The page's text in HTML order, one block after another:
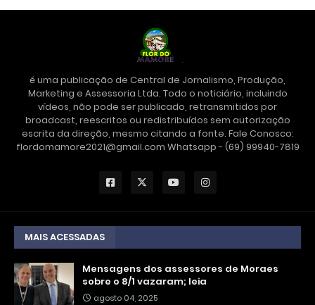
é uma publicação de Central de Jornalismo, Produção,
Marketing e Assessoria Ltda. Todo o noticiário, incluindo
vídeos, não pode ser publicado, retransmitidos por
broadcast, reescritos ou redistribuídos sem autorização
escrita da direção, mesmo citando a fonte. Fale Conosco:
flordomamore2021@gmail.com Whatsapp - (69) 99940-7819
MAIS ACESSADAS
Mensagens dos assessores de Moraes
sobre o 8/1 vazaram; leia
agosto 04, 2025